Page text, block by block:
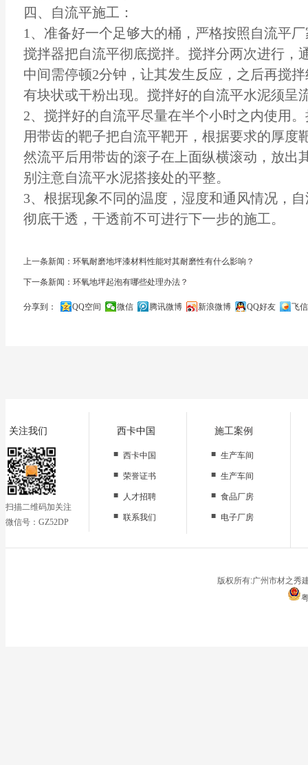
四、自流平施工：
1、准备好一个足够大的桶，严格按照自流平
搅拌器把自流平彻底搅拌。搅拌分两次进行，
中间需停顿2分钟，让其发生反应，之后再搅
有块状或干粉出现。搅拌好的自流平水泥须呈
2、搅拌好的自流平尽量在半个小时之内使用
用带齿的靶子把自流平靶开，根据要求的厚度
然流平后用带齿的滚子在上面纵横滚动，放出
别注意自流平水泥搭接处的平整。
3、根据现象不同的温度，湿度和通风情况，
彻底干透，干透前不可进行下一步的施工。
上一条新闻：环氧耐磨地坪漆材料性能对其耐磨性有什么影响？
下一条新闻：环氧地坪起泡有哪些处理办法？
分享到： QQ空间 微信 腾讯微博 新浪微博 QQ好友
飞信
关注我们
扫描二维码加关注
微信号：GZ52DP
西卡中国
■ 西卡中国
■ 荣誉证书
■
人才招聘
■ 联系我们
施工案例
■ 生产车间
■ 生产车间
■ 食品厂房
■ 电子厂房
停车场
版权所有:广州市材之